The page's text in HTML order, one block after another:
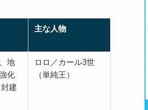
主な人物
地
化
建
ロロ／カール3世
（単純王）